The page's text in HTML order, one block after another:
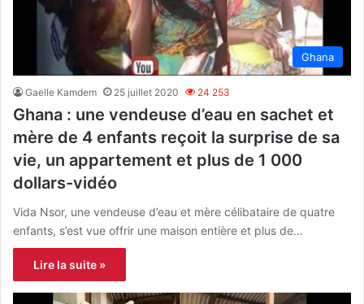
Ghana
Gaelle Kamdem 25 juillet 2020 24 253
Ghana : une vendeuse d’eau en sachet et
mère de 4 enfants reçoit la surprise de sa
vie, un appartement et plus de 1 000
dollars-vidéo
Vida Nsor, une vendeuse d’eau et mère célibataire de quatre
enfants, s’est vue offrir une maison entière et plus de…
Lire la suite »